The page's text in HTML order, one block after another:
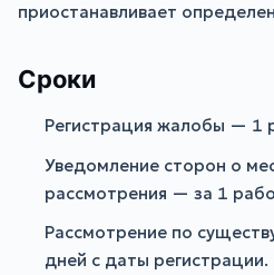
приостанавливает
Сроки
Регистрация жалобы — 1
Уведомление сторон о
рассмотрения — за 1
Рассмотрение по
дней с даты регистрации.